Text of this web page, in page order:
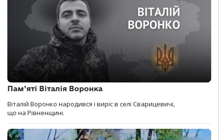
Пам’яті Віталія Воронка
Віталій Воронко народився і виріс в селі Сварицевичі,
що на Рівненщині.